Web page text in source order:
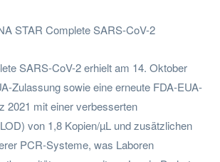
STAR Complete SARS-CoV-2
SARS-CoV-2 erhielt am 14. Oktober
Zulassung sowie eine erneute FDA-EUA-
2021 mit einer verbesserten
von 1,8 Kopien/µL und zusätzlichen
PCR-Systeme, was Laboren